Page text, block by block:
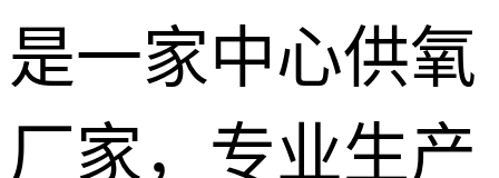
是一家中心供氧
厂家，专业生产
统
气体终端
护理设备带